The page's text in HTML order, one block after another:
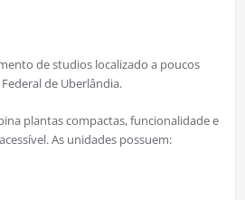
de studios localizado a poucos
de Uberlândia.
plantas compactas, funcionalidade e
As unidades possuem: